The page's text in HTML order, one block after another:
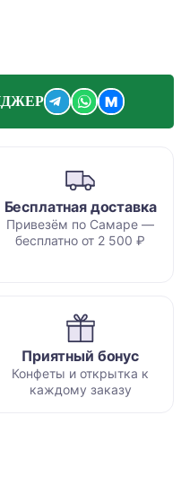
M
Бесплатная доставка
Привезём по Самаре —
бесплатно от 2 500 ₽
Приятный бонус
Конфеты и открытка к
каждому заказу